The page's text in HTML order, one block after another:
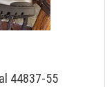
44837-55